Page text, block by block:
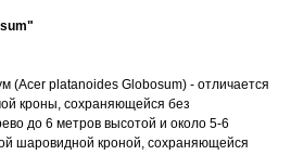
(Acer platanoides Globosum) - отличается
кроны, сохраняющейся без
до 6 метров высотой и около 5-6
шаровидной кроной, сохраняющейся